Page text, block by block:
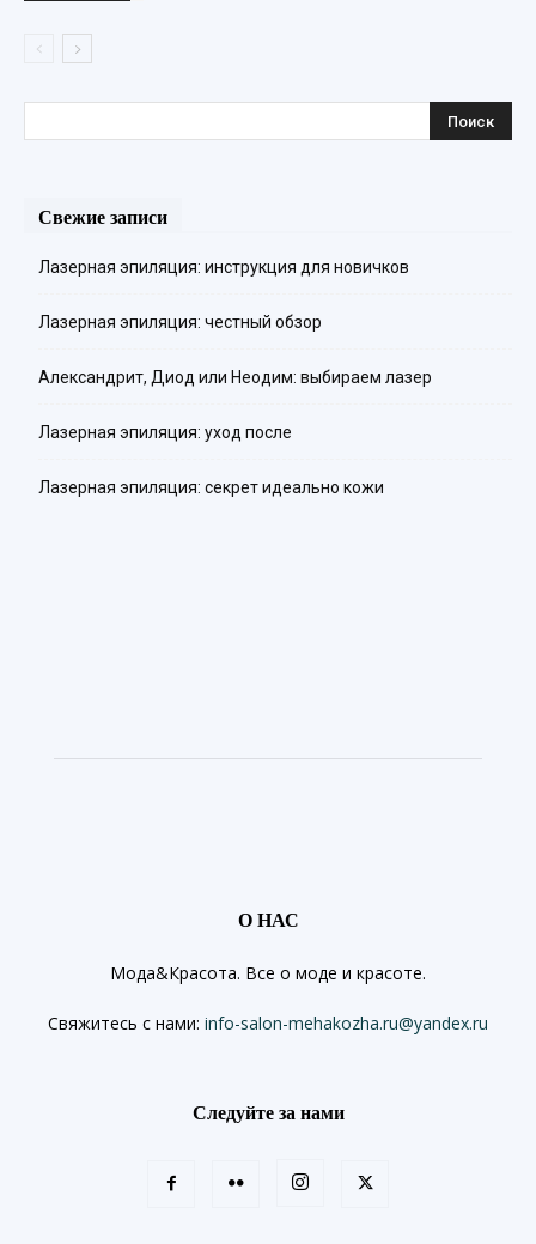
Свежие записи
Лазерная эпиляция: инструкция для новичков
Лазерная эпиляция: честный обзор
Александрит, Диод или Неодим: выбираем лазер
Лазерная эпиляция: уход после
Лазерная эпиляция: секрет идеально кожи
О НАС
Мода&Красота. Все о моде и красоте.
Свяжитесь с нами: info-salon-mehakozha.ru@yandex.ru
Следуйте за нами